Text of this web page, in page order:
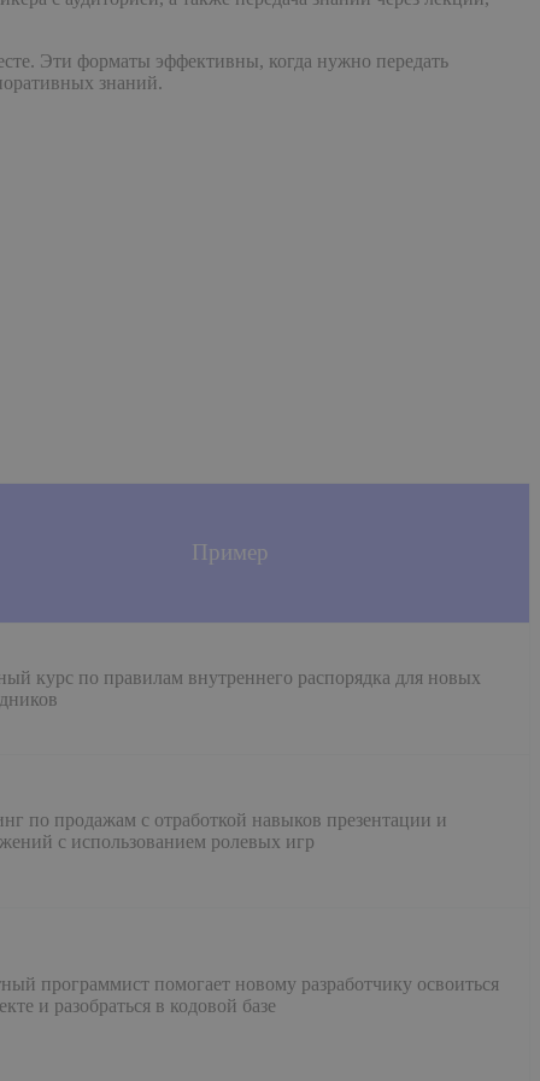
Эти форматы эффективны, когда нужно передать
знаний.
Пример
курс по правилам внутреннего распорядка для новых
по продажам с отработкой навыков презентации и
с использованием ролевых игр
программист помогает новому разработчику освоиться
и разобраться в кодовой базе